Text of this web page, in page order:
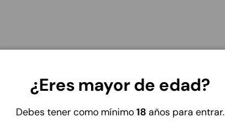
¿Eres mayor de edad?
Debes tener como mínimo18años para entrar.